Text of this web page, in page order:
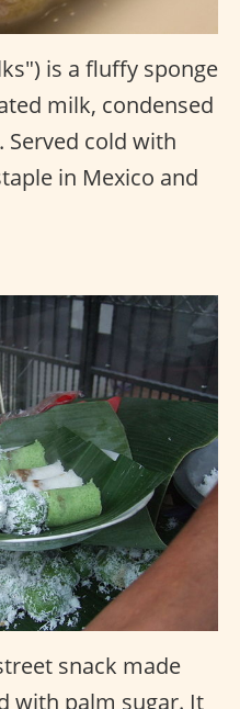
is a fluffy sponge
milk, condensed
Served cold with
in Mexico and
snack made
with palm sugar. It